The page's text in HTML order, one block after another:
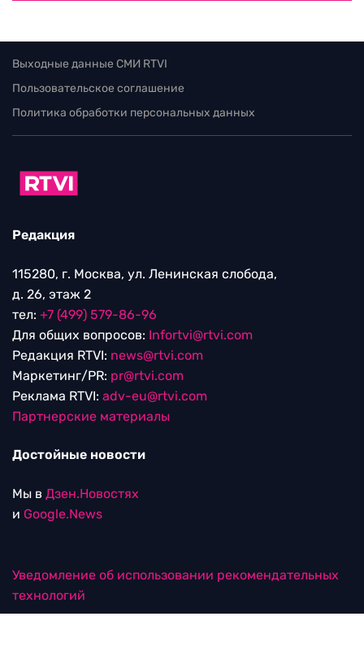
Выходные данные СМИ RTVI
Пользовательское соглашение
Политика обработки персональных данных
Редакция
115280, г. Москва, ул. Ленинская слобода,
д. 26, этаж 2
тел: +7 (499) 579-86-96
Для общих вопросов: Infortvi@rtvi.com
Редакция RTVI: news@rtvi.com
Маркетинг/PR: pr@rtvi.com
Реклама RTVI: adv-eu@rtvi.com
Партнерские материалы
Достойные новости
Мы в Дзен.Новостях
и Google.News
Уведомление об использовании рекомендательных
технологий